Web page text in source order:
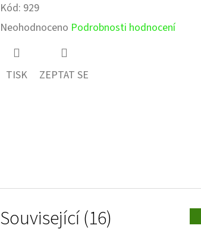
Kód: 929
Průměrné
hodnocení
Neohodnoceno Podrobnosti hodnocení
TISK ZEPTAT SE
Související (16)